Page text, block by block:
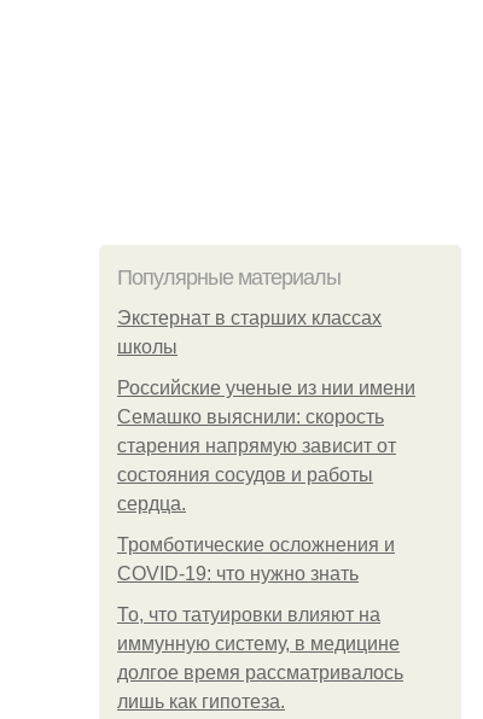
Популярные материалы
Экстернат в старших классах
школы
Российские ученые из нии имени
Семашко выяснили: скорость
старения напрямую зависит от
состояния сосудов и работы
сердца.
Тромботические осложнения и
COVID-19: что нужно знать
То, что татуировки влияют на
иммунную систему, в медицине
долгое время рассматривалось
лишь как гипотеза.